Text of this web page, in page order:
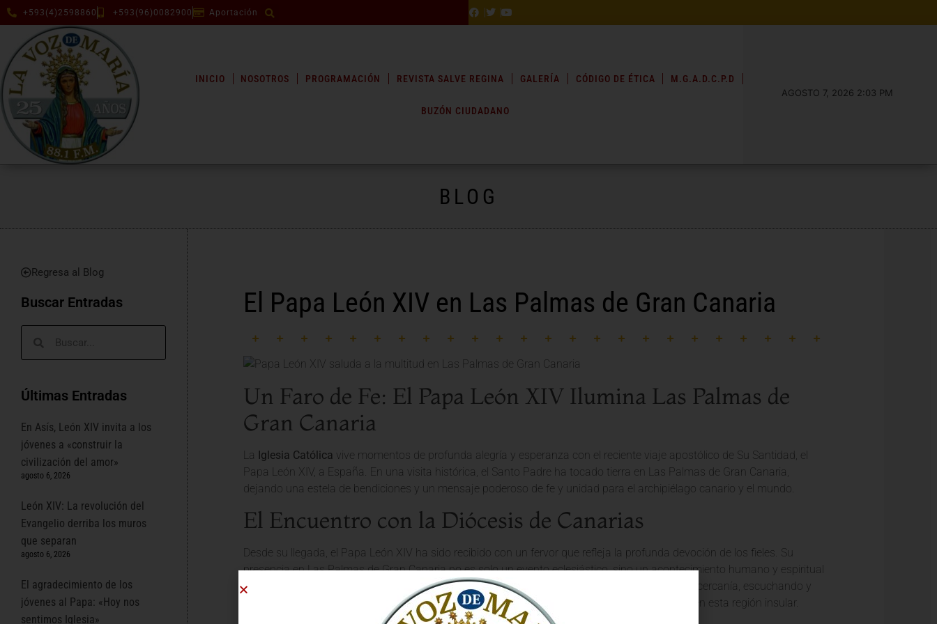
+593(4)2598860 +593(96)0082900 Aportación
INICIO NOSOTROS PROGRAMACIÓN REVISTA SALVE REGINA GALERÍA CÓDIGO DE ÉTICA M.G.A.D.C.P.D
BUZÓN CIUDADANO
AGOSTO 7, 2026 2:03 PM
BLOG
Regresa al Blog
Buscar Entradas
Últimas Entradas
En Asís, León XIV invita a los
jóvenes a «construir la
civilización del amor»
agosto 6, 2026
León XIV: La revolución del
Evangelio derriba los muros
que separan
agosto 6, 2026
El agradecimiento de los
jóvenes al Papa: «Hoy nos
sentimos Iglesia»
El Papa León XIV en Las Palmas de Gran Canaria
Un Faro de Fe: El Papa León XIV Ilumina Las Palmas de
Gran Canaria
La Iglesia Católica vive momentos de profunda alegría y esperanza con el reciente viaje apostólico de Su Santidad, el
Papa León XIV, a España. En una visita histórica, el Santo Padre ha tocado tierra en Las Palmas de Gran Canaria,
dejando una estela de bendiciones y un mensaje poderoso de fe y unidad para el archipiélago canario y el mundo.
El Encuentro con la Diócesis de Canarias
Desde su llegada, el Papa León XIV ha sido recibido con un fervor que refleja la profunda devoción de los fieles. Su
presencia en Las Palmas de Gran Canaria no es solo un evento eclesiástico, sino un acontecimiento humano y espiritual
que resuena en el corazón de cada persona. El Vicario de Cristo ha compartido momentos de cercanía, escuchando y
dialogando con los representantes de la Diócesis de Canarias, fortaleciendo los lazos de la
en esta región insular.